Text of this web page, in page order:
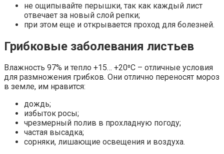
не ощипывайте перышки, так как каждый лист
отвечает за новый слой репки;
при этом еще и открывается проход для болезней.
Грибковые заболевания листьев
Влажность 97% и тепло +15… +20⁰C – отличные условия
для размножения грибков. Они отлично переносят мороз
в земле, им нравится:
дождь;
избыток росы;
чрезмерный полив в прохладную погоду;
частая высадка;
сорняки, лишающие освещения и воздуха.